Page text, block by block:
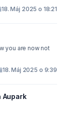
18. Máj 2025 o 18:21
you are now not
18. Máj 2025 o 9:39
Aupark